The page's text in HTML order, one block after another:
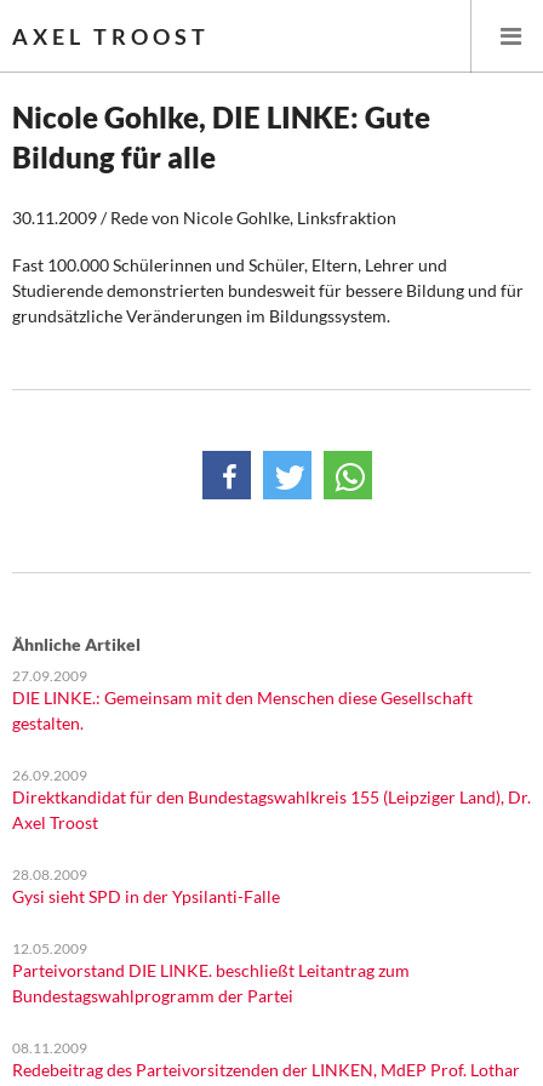
AXEL TROOST
Startseite
Themen
Leitlinien linker Wirtschafts- und Finanzpolitik
Steuer- und Finanzpolitik
Öffentliche Infrastruktur und Daseinsvorsorge
Eurokrise und Griechenland
Memo-Gruppe
Institut Solidarische Moderne
Rosa-Luxemburg-Stiftung
Kontakt
Nicole Gohlke, DIE LINKE: Gute
Bildung für alle
30.11.2009 / Rede von Nicole Gohlke, Linksfraktion
Fast 100.000 Schülerinnen und Schüler, Eltern, Lehrer und
Studierende demonstrierten bundesweit für bessere Bildung und für
grundsätzliche Veränderungen im Bildungssystem.
Ähnliche Artikel
27.09.2009
DIE LINKE.: Gemeinsam mit den Menschen diese Gesellschaft
gestalten.
26.09.2009
Direktkandidat für den Bundestagswahlkreis 155 (Leipziger Land), Dr.
Axel Troost
28.08.2009
Gysi sieht SPD in der Ypsilanti-Falle
12.05.2009
Parteivorstand DIE LINKE. beschließt Leitantrag zum
Bundestagswahlprogramm der Partei
08.11.2009
Redebeitrag des Parteivorsitzenden der LINKEN, MdEP Prof. Lothar